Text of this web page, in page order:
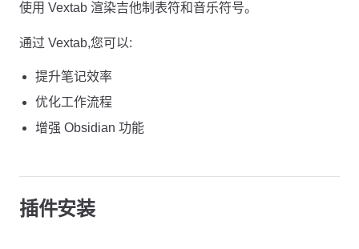
使用 Vextab 渲染吉他制表符和音乐符号。
通过 Vextab,您可以:
提升笔记效率
优化工作流程
增强 Obsidian 功能
插件安装